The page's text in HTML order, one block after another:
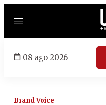
Menú
08 ago 2026
Brand Voice